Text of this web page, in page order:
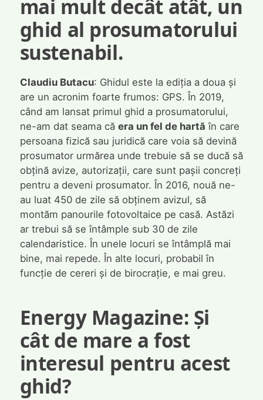
mai mult decât atât, un
ghid al prosumatorului
sustenabil.
Claudiu Butacu: Ghidul este la ediția a doua și
are un acronim foarte frumos: GPS. În 2019,
când am lansat primul ghid a prosumatorului,
ne-am dat seama că era un fel de hartă în care
persoana fizică sau juridică care voia să devină
prosumator urmărea unde trebuie să se ducă să
obțină avize, autorizații, care sunt pașii concreți
pentru a deveni prosumator. În 2016, nouă ne-
au luat 450 de zile să obținem avizul, să
montăm panourile fotovoltaice pe casă. Astăzi
ar trebui să se întâmple sub 30 de zile
calendaristice. În unele locuri se întâmplă mai
bine, mai repede. În alte locuri, probabil în
funcție de cereri și de birocrație, e mai greu.
Energy Magazine: Și
cât de mare a fost
interesul pentru acest
ghid?